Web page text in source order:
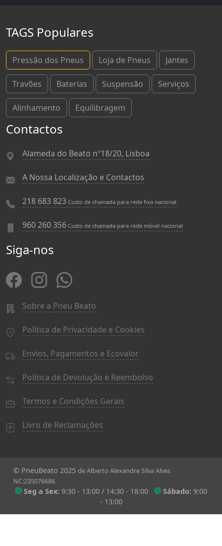
TAGS Populares
Pressão dos Pneus Loja de Pneus Jantes
Travões Baterias Suspensão Serviços
Alinhamento Equilibragem
Contactos
Alameda do Beato nº18/20, Lisboa
A Nossa Localização e Contactos
218 683 823 Custo de chamada para rede fixa nacional
960 260 356 Custo de chamada para rede móvel nacional
Siga-nos
Sobre a Pneu Beato
Política de Privacidade e Cookies
Envios, Pagamentos e Ecovalor
Política de Devolução e Reembolso
Termos e Condições Gerais
Livro de Reclamações
© PneuBeato 2025 de Alberto Alexandre Silva Alves
NC:235076686
Seg a Sex: 9:30 - 13:00 / 14:30 - 18:00 Sábado: 9:00
- 13:00